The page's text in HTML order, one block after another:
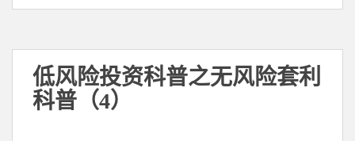
低风险投资科普之无风险套利
科普（4）